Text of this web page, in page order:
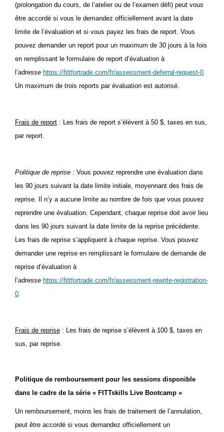
(prolongation du cours, de l’atelier ou de l’examen défi) peut vous
être accordé si vous le demandez officiellement avant la date
limite de l’évaluation et si vous payez les frais de report. Vous
pouvez demander un report pour un maximum de 30 jours à la fois
en remplissant le formulaire de report d’évaluation à
l’adresse https://fittfortrade.com/fr/assessment-deferral-request-0.
Un maximum de trois reports par évaluation est autorisé.
Frais de report : Les frais de report s’élèvent à 50 $, taxes en sus,
par report.
Politique de reprise : Vous pouvez reprendre une évaluation dans
les 90 jours suivant la date limite initiale, moyennant des frais de
reprise. Il n’y a aucune limite au nombre de fois que vous pouvez
reprendre une évaluation. Cependant, chaque reprise doit avoir lieu
dans les 90 jours suivant la date limite de la reprise précédente.
Les frais de reprise s’appliquent à chaque reprise. Vous pouvez
demander une reprise en remplissant le formulaire de demande de
reprise d’évaluation à
l’adresse https://fittfortrade.com/fr/assessment-rewrite-registration-
0.
Frais de reprise : Les frais de reprise s’élèvent à 100 $, taxes en
sus, par reprise.
Politique de remboursement pour les sessions disponible
dans le cadre de la série « FITTskills Live Bootcamp »
Un remboursement, moins les frais de traitement de l’annulation,
peut être accordé si vous demandez officiellement un